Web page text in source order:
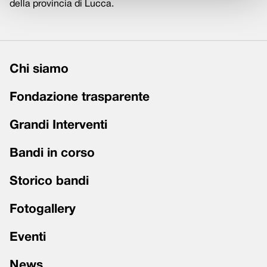
della provincia di Lucca.
Chi siamo
Fondazione trasparente
Grandi Interventi
Bandi in corso
Storico bandi
Fotogallery
Eventi